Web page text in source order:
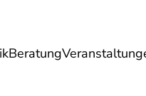
Beratung Energie &